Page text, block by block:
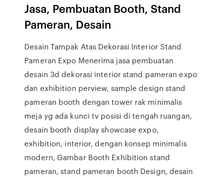
Jasa, Pembuatan Booth, Stand
Pameran, Desain
Desain Tampak Atas Dekorasi Interior Stand
Pameran Expo Menerima jasa pembuatan
desain 3d dekorasi interior stand pameran expo
dan exhibition perview, sample design stand
pameran booth dengan tower rak minimalis
meja yg ada kunci tv posisi di tengah ruangan,
desain booth display showcase expo,
exhibition, interior, dengan konsep minimalis
modern, Gambar Booth Exhibition stand
pameran, stand pameran booth Design, desain